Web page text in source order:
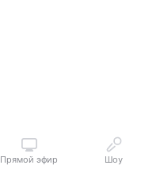
Прямой эфир Шоу